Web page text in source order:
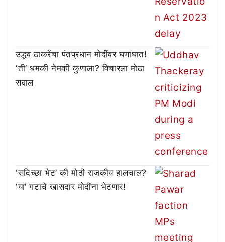
उद्धव ठाकरेंचा पंतप्रधान मोदींवर घणाघात!
‘ती’ धमकी नेमकी कुणाला? विचारला मोठा
सवाल
‘सदिच्छा भेट’ की मोठी राजकीय हालचाल?
‘या’ गटाचे खासदार मोदींना भेटणार!